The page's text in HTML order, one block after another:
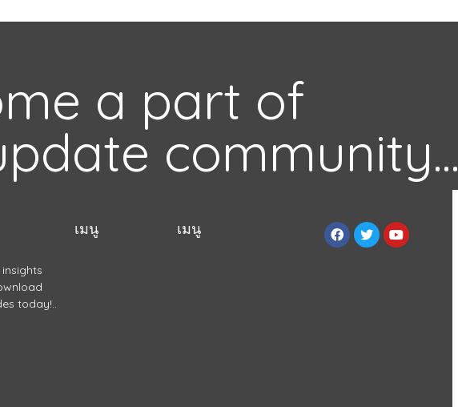
a part of
community...
today!..
เมนู เมนู